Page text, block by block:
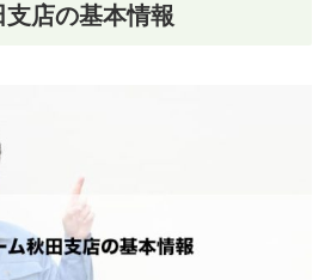
店の基本情報